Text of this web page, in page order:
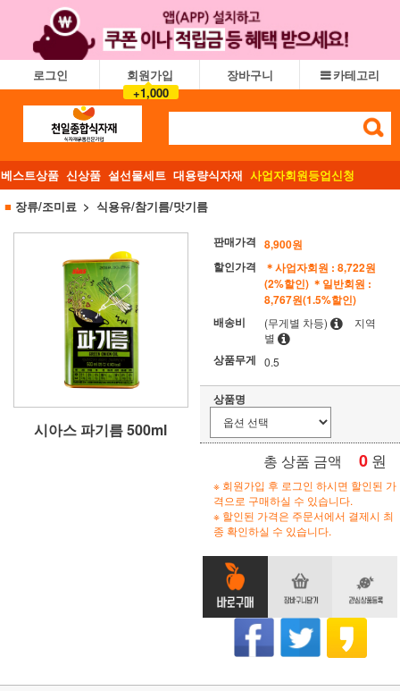
로그인
회원가입
+1,000
장바구니 카테고리
베스트상품 신상품 설선물세트 대용량식자재 사업자회원등업신청
■ 장류/조미료 식용유/참기름/맛기름
시아스 파기름 500ml
판매가격 8,900원
할인가격
＊사업자회원 : 8,722원
(2%할인) ＊일반회원 :
8,767원(1.5%할인)
배송비
(무게별 차등)
지역
별
상품무게 0.5
상품명
총 상품 금액 0 원
※ 회원가입 후 로그인 하시면 할인된 가
격으로 구매하실 수 있습니다.
※ 할인된 가격은 주문서에서 결제시 최
종 확인하실 수 있습니다.